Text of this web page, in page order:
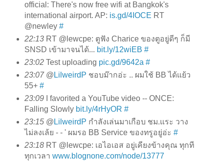
official: There's now free wifi at Bangkok's
international airport. AP: is.gd/4IOCE RT
@newley #
22:13RT @lewcpe: ตูฟัง Charice ของตูอยู่ดีๆ ก็มี
SNSD เข้ามาจนได้... bit.ly/12wiEB #
23:02Test uploading pic.gd/9642a #
23:07@ LilweirdP ชอบม๊ากอ่ะ .. ผมใช้ BB ได้แย้ว
55+ #
23:09I favorited a YouTube video -- ONCE:
Falling Slowly bit.ly/4rHyOR #
23:15@ LilweirdP กำลังเล่นมาเกือบ ชม.แระ วาง
ไม่ลงเล้ย - - ' ผมรอ BB Service ของทรูอยู่อ่ะ #
23:18RT @lewcpe: เอไอเอส อยู่เคียงข้างคุณ ทุกที
ทุกเวลา www.blognone.com/node/13777